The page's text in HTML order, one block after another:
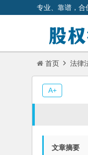
专业、靠谱，合
首页 法律
文章摘要
A+